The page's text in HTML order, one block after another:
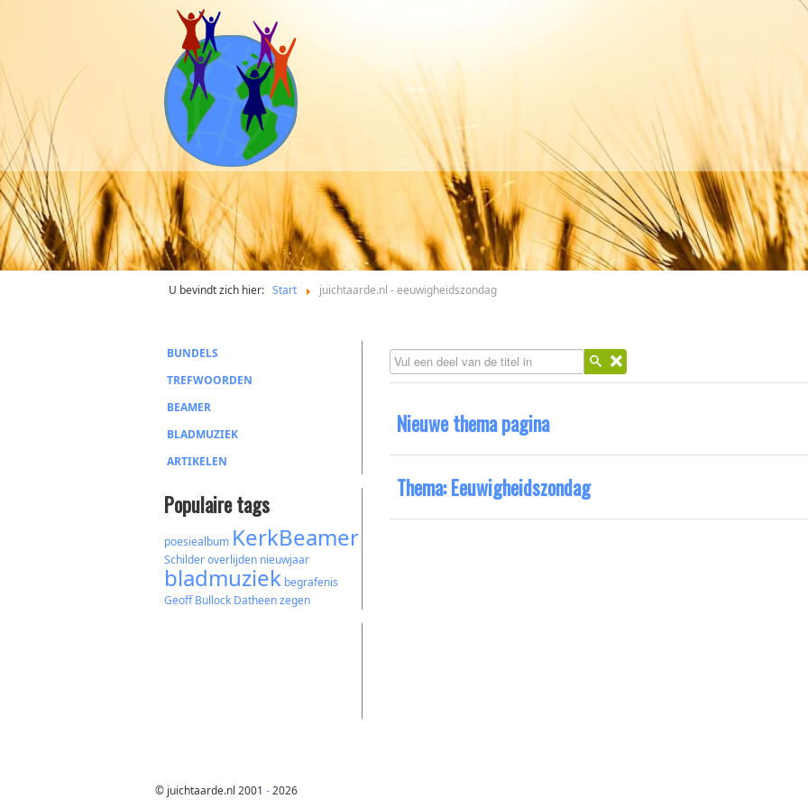
U bevindt zich hier: Start juichtaarde.nl - eeuwigheidszondag
BUNDELS
TREFWOORDEN
BEAMER
BLADMUZIEK
ARTIKELEN
Populaire tags
poesiealbum KerkBeamer
Schilderoverlijden nieuwjaar
bladmuziek begrafenis
Geoff Bullock Datheenzegen
Vul een deel van de titel in
Nieuwe thema pagina
Thema: Eeuwigheidszondag
© juichtaarde.nl 2001 -2026